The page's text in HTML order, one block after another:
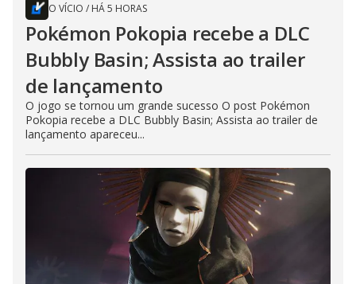
O VÍCIO / HÁ 5 HORAS
Pokémon Pokopia recebe a DLC
Bubbly Basin; Assista ao trailer
de lançamento
O jogo se tornou um grande sucesso O post Pokémon
Pokopia recebe a DLC Bubbly Basin; Assista ao trailer de
lançamento apareceu...